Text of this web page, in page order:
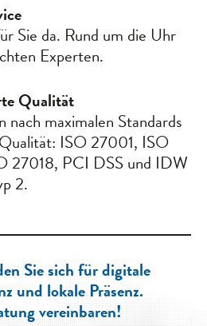
Sie da. Rund um die Uhr
Experten.
Qualität
nach maximalen Standards
ISO 27001, ISO
27018, PCI DSS und IDW
2.
Sie sich für digitale
und lokale Präsenz.
vereinbaren!